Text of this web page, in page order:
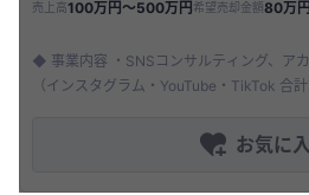
売上高100万円〜500万円希望売却金額80万円
◆ 事業内容 ・SNSコンサルティング、ア
（インスタグラム・YouTube・TikTok 合
お気に